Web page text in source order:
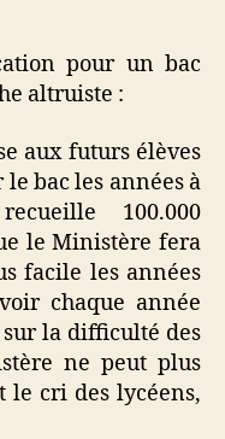
pour un bac
altruiste :
aux futurs élèves
bac les années à
100.000
le Ministère fera
facile les années
chaque année
la difficulté des
ne peut plus
le cri des lycéens,